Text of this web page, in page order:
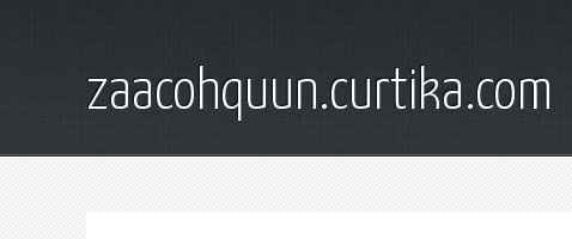
zaacohquun.curtika.com